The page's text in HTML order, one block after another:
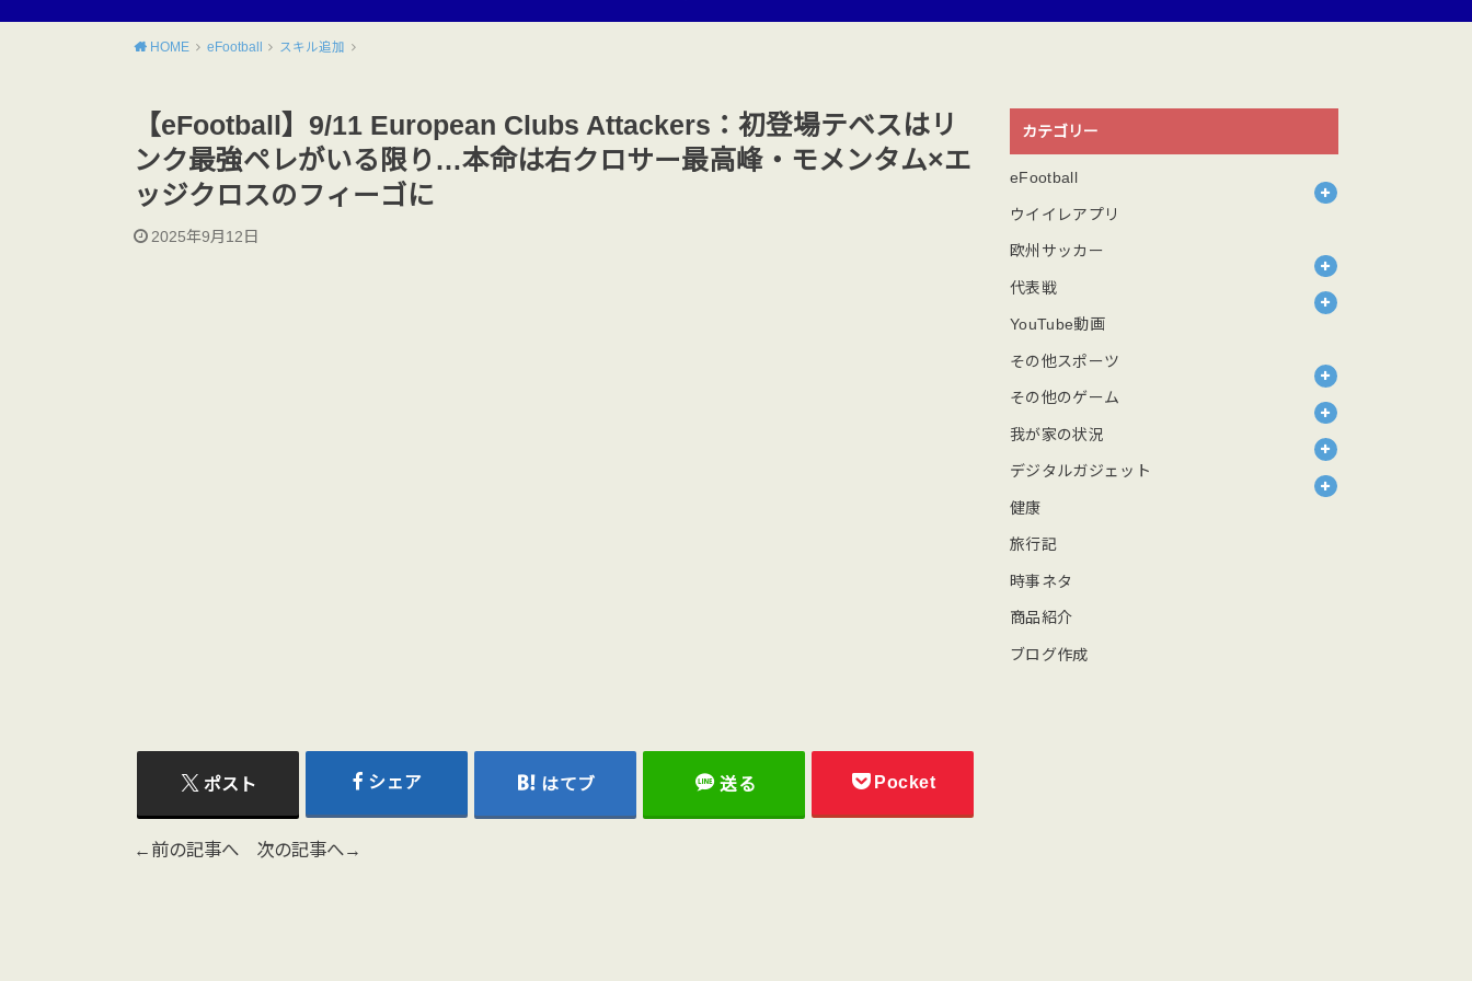
HOME eFootball スキル追加
【eFootball】9/11 European Clubs Attackers：初登場テベスはリ
ンク最強ペレがいる限り…本命は右クロサー最高峰・モメンタム×エ
ッジクロスのフィーゴに
2025年9月12日
ポスト シェア はてブ 送る Pocket
←前の記事へ 次の記事へ→
カテゴリー
eFootball
ウイイレアプリ
欧州サッカー
代表戦
YouTube動画
その他スポーツ
その他のゲーム
我が家の状況
デジタルガジェット
健康
旅行記
時事ネタ
商品紹介
ブログ作成